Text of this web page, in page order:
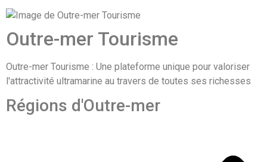
Outre-mer Tourisme
Outre-mer Tourisme : Une plateforme unique pour valoriser
l'attractivité ultramarine au travers de toutes ses richesses
Régions d'Outre-mer